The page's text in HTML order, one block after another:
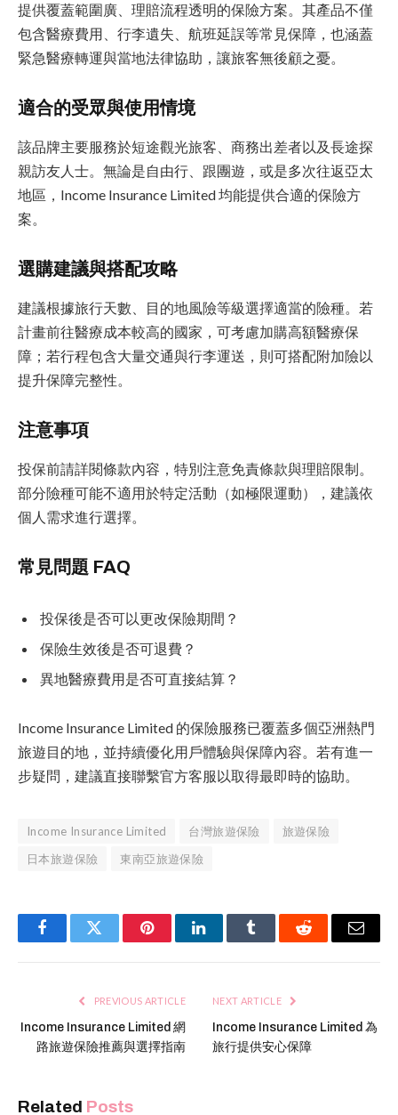
提供覆蓋範圍廣、理賠流程透明的保險方案。其產品不僅
包含醫療費用、行李遺失、航班延誤等常見保障，也涵蓋
緊急醫療轉運與當地法律協助，讓旅客無後顧之憂。
適合的受眾與使用情境
該品牌主要服務於短途觀光旅客、商務出差者以及長途探
親訪友人士。無論是自由行、跟團遊，或是多次往返亞太
地區，Income Insurance Limited 均能提供合適的保險方
案。
選購建議與搭配攻略
建議根據旅行天數、目的地風險等級選擇適當的險種。若
計畫前往醫療成本較高的國家，可考慮加購高額醫療保
障；若行程包含大量交通與行李運送，則可搭配附加險以
提升保障完整性。
注意事項
投保前請詳閱條款內容，特別注意免責條款與理賠限制。
部分險種可能不適用於特定活動（如極限運動），建議依
個人需求進行選擇。
常見問題 FAQ
投保後是否可以更改保險期間？
保險生效後是否可退費？
異地醫療費用是否可直接結算？
Income Insurance Limited 的保險服務已覆蓋多個亞洲熱門
旅遊目的地，並持續優化用戶體驗與保障內容。若有進一
步疑問，建議直接聯繫官方客服以取得最即時的協助。
Income Insurance Limited 台灣旅遊保險
旅遊保險
日本旅遊保險
東南亞旅遊保險
FacebookTwitter PinterestLinkedInTumblr Reddit Email
PREVIOUS ARTICLE
Income Insurance Limited 網
路旅遊保險推薦與選擇指南
NEXT ARTICLE
Income Insurance Limited 為
旅行提供安心保障
Related Posts